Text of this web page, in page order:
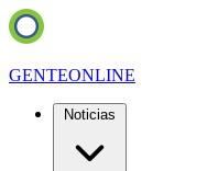
GENTEONLINE
Noticias